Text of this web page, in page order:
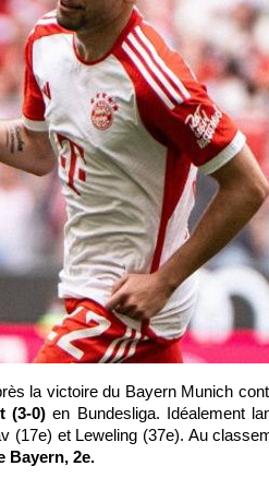
la victoire du Bayern Munich
(3-0)en Bundesliga. Idéalement
(17e) et Leweling (37e). Au
Bayern, 2e.